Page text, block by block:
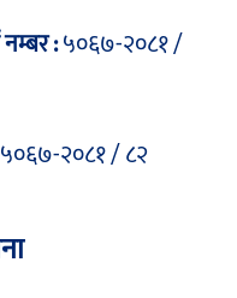
:५०६७-२०८१ /
५०६७-२०८१ / ८२